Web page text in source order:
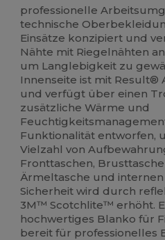
professionelle
technische
Einsätze konzipiert und
Nähte mit Riegelnähten
um Langlebigkeit zu
Innenseite ist mit Result®
und verfügt über einen
zusätzliche Wärme und
Funktionalität entworfen,
Vielzahl von
Fronttaschen,
Ärmeltasche und
Sicherheit wird durch
3M™ Scotchlite™ erhöht.
hochwertiges Blanko für
bereit für professionelles